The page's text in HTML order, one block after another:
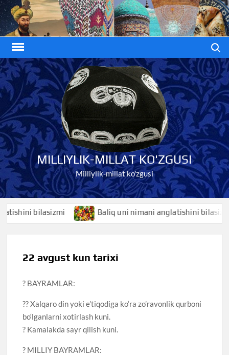
Skip
to
content
MILLIYLIK-MILLAT KO'ZGUSI
Milliylik-millat ko'zgusi
bilasizmi Baliq uni nimani anglatishini bilasizmi
22 avgust kun tarixi
? BAYRAMLAR:
?? Xalqaro din yoki e’tiqodiga ko‘ra zo’ravonlik qurboni
bo‘lganlarni xotirlash kuni.
? Kamalakda sayr qilish kuni.
? MILLIY BAYRAMLAR: